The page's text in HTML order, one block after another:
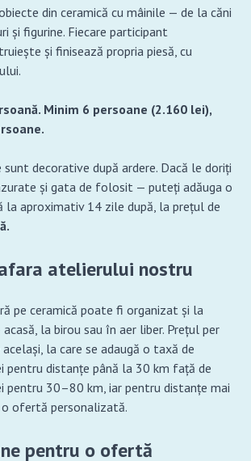
din ceramică cu mâinile — de la căni
și figurine. Fiecare participant
și finisează propria piesă, cu
Minim 6 persoane (2.160 lei),
decorative după ardere. Dacă le doriți
și gata de folosit — puteți adăuga o
la aproximativ 14 zile după, la prețul de
atelierului nostru
pe ceramică poate fi organizat și la
la birou sau în aer liber. Prețul per
la care se adaugă o taxă de
pentru distanțe până la 30 km față de
pentru 30–80 km, iar pentru distanțe mai
ofertă personalizată.
pentru o ofertă